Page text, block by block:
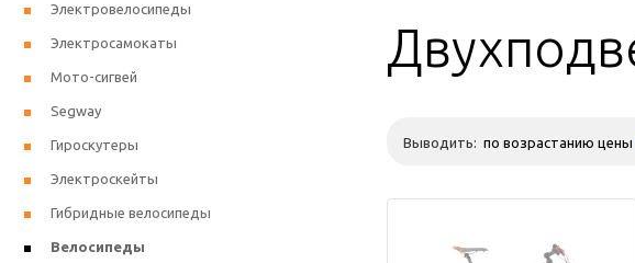
Выводить:
Электровелосипеды
Электросамокаты
Мото-сигвей
Segway
Гироскутеры
Электроскейты
Гибридные велосипеды
Велосипеды